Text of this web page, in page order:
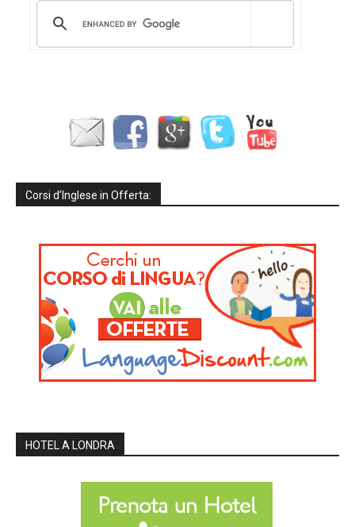
Corsi d’Inglese in Offerta:
HOTEL A LONDRA